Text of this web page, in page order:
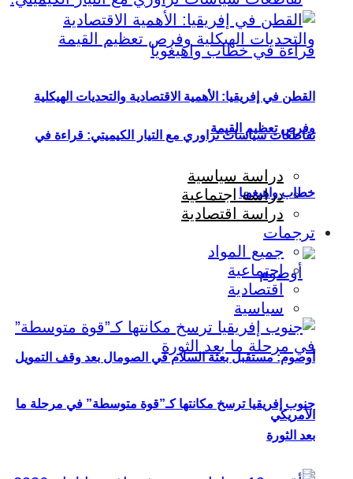
تقاطعات سياسات تراوري مع التيار الكيميتي: قراءة في
خطاب واهيغويا
أوصوم: مستقبل بعثة السلام في الصومال بعد وقف التمويل
الأمريكي
القطن في إفريقيا: الأهمية الاقتصادية والتحديات الهيكلية
وفرص تعظيم القيمة
دراسة سياسية
دراسة اجتماعية
دراسة اقتصادية
ترجمات
جميع المواد
اجتماعية
اقتصادية
سياسية
جنوب إفريقيا ترسخ مكانتها كـ”قوة متوسطة” في مرحلة ما
بعد الثورة